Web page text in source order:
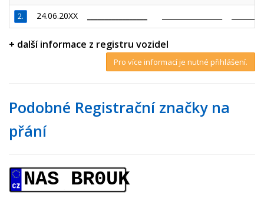
2. 24.06.20XX
+ další informace z registru vozidel
Pro více informací je nutné přihlášení.
Podobné Registrační značky na
přání
NAS BR0UK